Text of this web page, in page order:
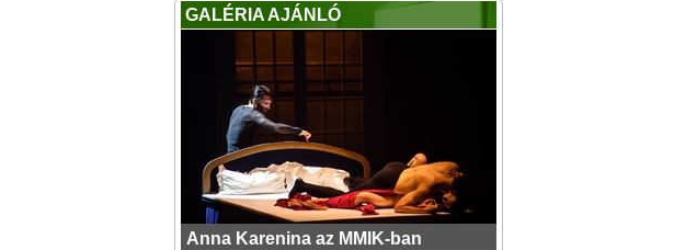
GALÉRIA AJÁNLÓ
Anna Karenina az MMIK-ban